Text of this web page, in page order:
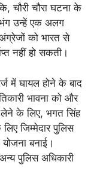
चौरी चौरा घटना के
उन्हें एक अलग
अंग्रेजों को भारत से
नहीं हो सकती।
में घायल होने के बाद
भावना को और
लेने के लिए, भगत सिंह
जिम्मेदार पुलिस
बनाई।
पुलिस अधिकारी